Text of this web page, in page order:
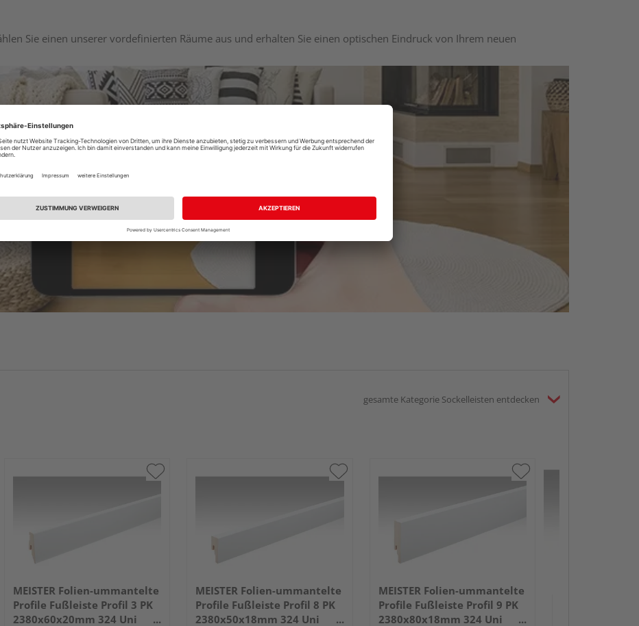
Sie einen unserer vordefinierten Räume aus und erhalten Sie einen optischen Eindruck von Ihrem neuen
gesamte Kategorie Sockelleisten entdecken
MEISTER Folien-ummantelte
Profile Fußleiste Profil 3 PK
2380x60x20mm 324 Uni
MEISTER Folien-ummantelte
Profile Fußleiste Profil 8 PK
2380x50x18mm 324 Uni
MEISTER Folien-ummantelte
Profile Fußleiste Profil 9 PK
2380x80x18mm 324 Uni